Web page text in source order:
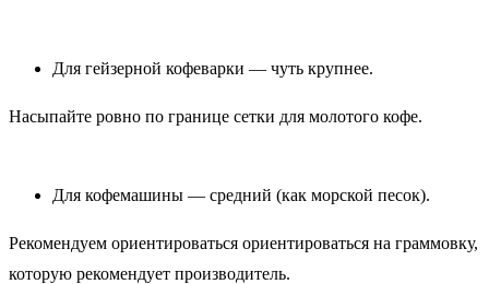
Для гейзерной кофеварки — чуть крупнее.
Насыпайте ровно по границе сетки для молотого кофе.
Для кофемашины — средний (как морской песок).
Рекомендуем ориентироваться ориентироваться на граммовку,
которую рекомендует производитель.